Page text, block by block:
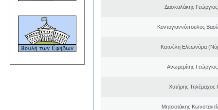
Δασκαλάκης
Κοντογιαννόπουλος
Κατσέλη Ελεωνόρα
Ανωμερίτης
Χυτήρης Τηλέμαχος
Μητσοτάκης